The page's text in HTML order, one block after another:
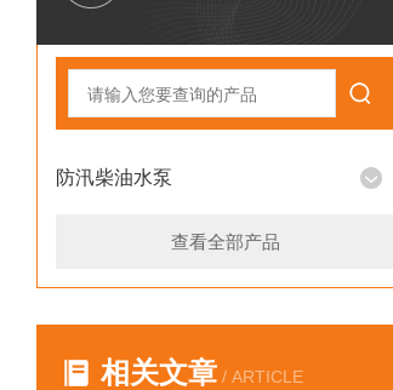
防汛柴油水泵
查看全部产品
相关文章 / ARTICLE